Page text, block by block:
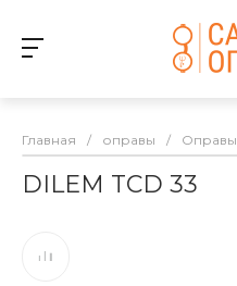
Главная / оправы / Оправы
DILEM TCD 33